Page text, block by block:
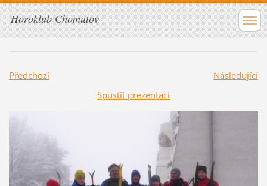
Horoklub Chomutov
Předchozí
Následující
Spustit prezentaci